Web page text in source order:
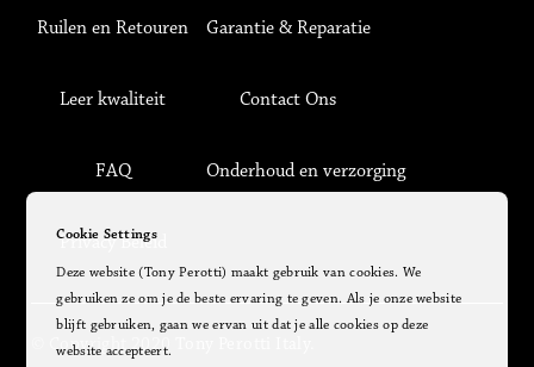
Ruilen en Retouren Garantie & Reparatie
Leer kwaliteit Contact Ons
FAQ Onderhoud en verzorging
Privacy Beleid
© Copyright 2020
Cookie Settings
Deze website (Tony Perotti) maakt gebruik van cookies. We
gebruiken ze om je de beste ervaring te geven. Als je onze website
blijft gebruiken, gaan we ervan uit dat je alle cookies op deze
website accepteert.